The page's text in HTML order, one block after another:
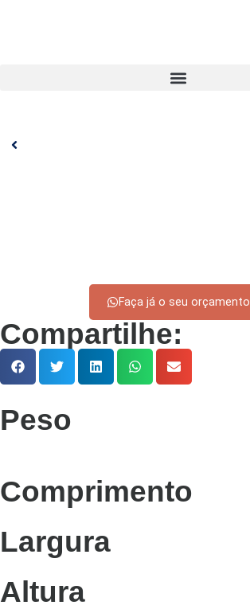
Faça já o seu orçamento
Compartilhe:
Peso
Comprimento
Largura
Altura